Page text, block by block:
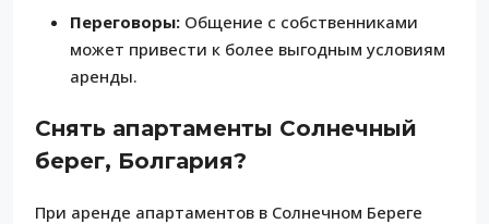
Переговоры: Общение с собственниками
может привести к более выгодным условиям
аренды.
Снять апартаменты Солнечный
берег, Болгария?
При аренде апартаментов в Солнечном Береге